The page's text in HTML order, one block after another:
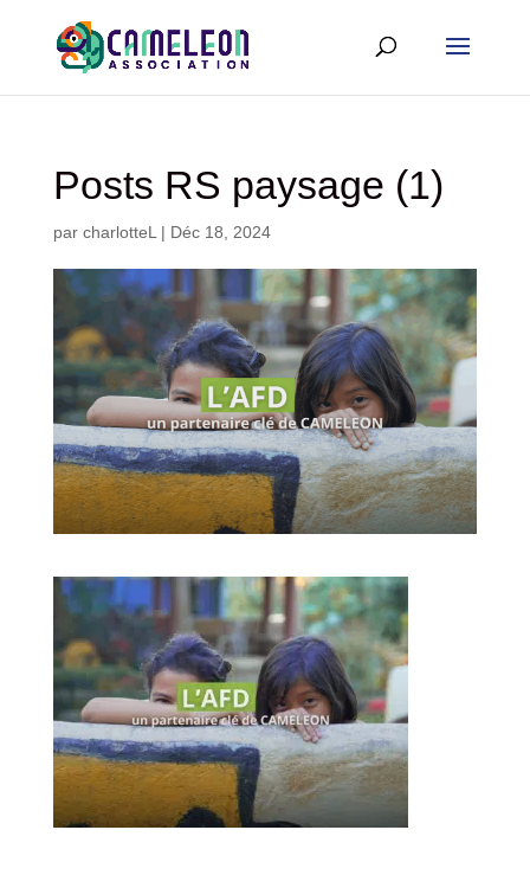
Posts RS paysage (1)
par charlotteL | Déc 18, 2024